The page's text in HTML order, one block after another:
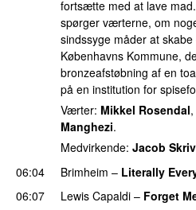
fortsætte med at lave
spørger værterne, om
sindssyge måder at
Københavns Kommune,
bronzeafstøbning af en
på en institution for
Værter: Mikkel Rosendal,
Manghezi.
Medvirkende: Jacob
06:04
Brimheim – Literally
06:07 Lewis Capaldi – Forget